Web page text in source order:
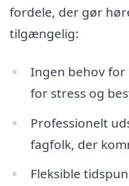
fordele, der gør
tilgængelig:
Ingen behov for
for stress og
Professionelt
fagfolk, der
Fleksible